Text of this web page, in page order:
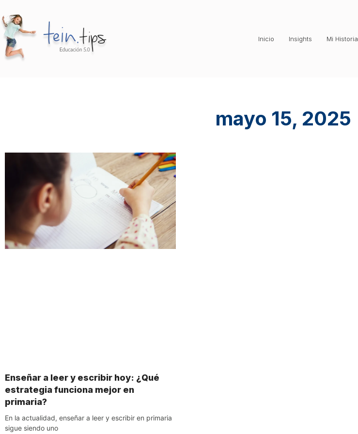
Inicio Insights Mi Historia
mayo 15, 2025
Enseñar a leer y escribir hoy: ¿Qué
estrategia funciona mejor en
primaria?
En la actualidad, enseñar a leer y escribir en primaria
sigue siendo uno